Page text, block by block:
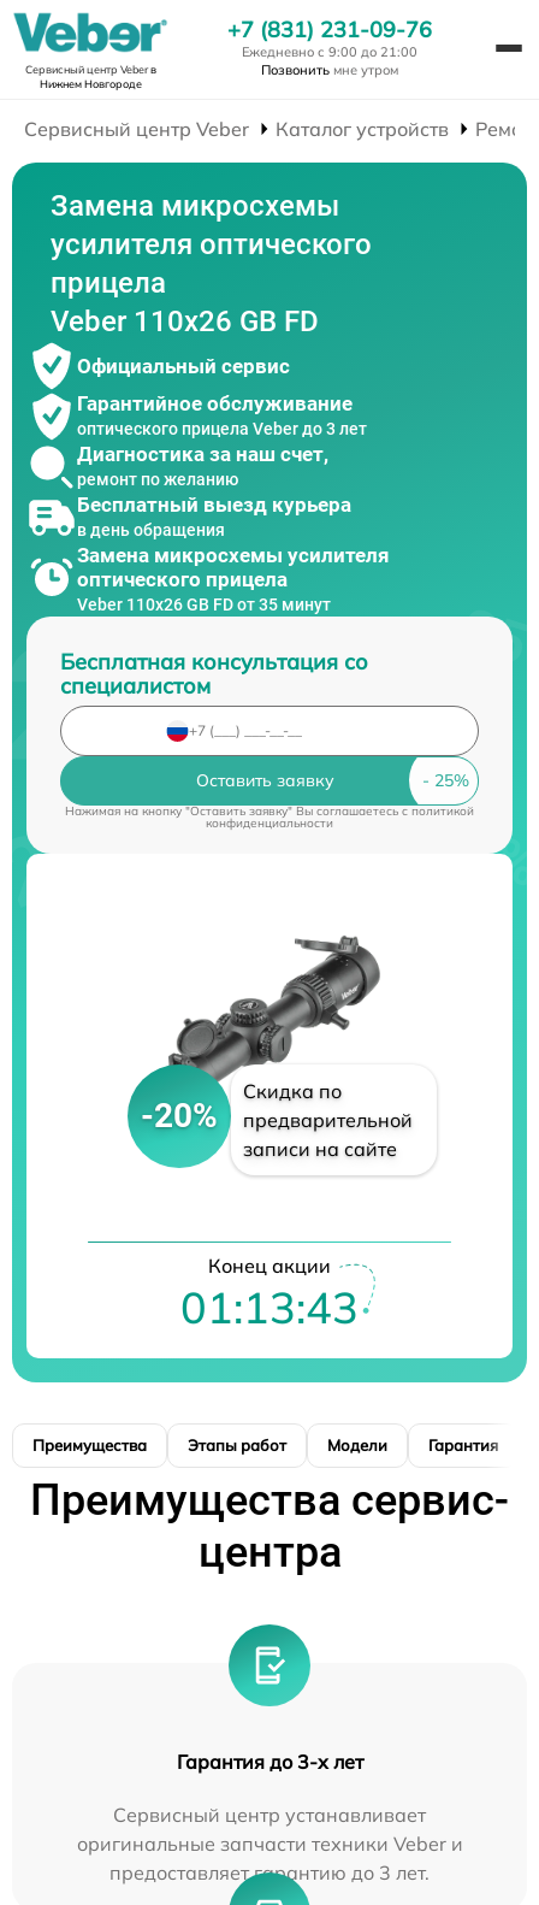
Сервисный центр Veberв
Нижнем Новгороде
+7 (831) 231-09-76
Ежедневно с 9:00 до 21:00
Позвонить мне утром
Сервисный центр Veber Каталог устройств
Замена микросхемы
усилителя оптического
прицела
Veber 110х26 GB FD
Официальный сервис
Гарантийное обслуживание
оптического прицела Veber до 3 лет
Диагностика за наш счет,
ремонт по желанию
Бесплатный выезд курьера
в день обращения
Замена микросхемы усилителя
оптического прицела
Veber 110х26 GB FD от 35 минут
Бесплатная консультация со
специалистом
Оставить заявку
Нажимая на кнопку "Оставить заявку" Вы соглашаетесь cполитикой
конфиденциальности
-20%
Скидка по
предварительной
записи на сайте
Конец акции
01:13:42
Преимущества Этапы работ Модели Гарантия
Преимущества сервис-
центра
Гарантия до 3-х лет
Сервисный центр устанавливает
оригинальные запчасти техники Veber и
предоставляет гарантию до 3 лет.